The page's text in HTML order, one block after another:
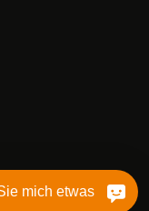
mich etwas